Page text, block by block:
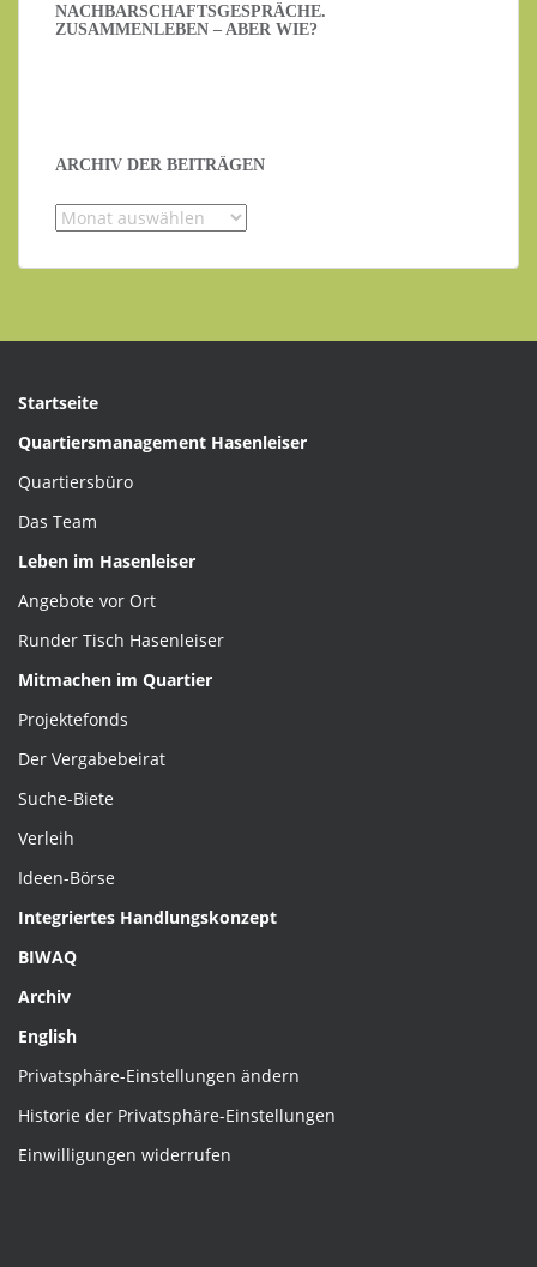
NACHBARSCHAFTSGESPRÄCHE.
ZUSAMMENLEBEN – ABER WIE?
ARCHIV DER BEITRÄGEN
Archiv
Beiträgen
Startseite
Quartiersmanagement Hasenleiser
Quartiersbüro
Das Team
Leben im Hasenleiser
Angebote vor Ort
Runder Tisch Hasenleiser
Mitmachen im Quartier
Projektefonds
Der Vergabebeirat
Suche-Biete
Verleih
Ideen-Börse
Integriertes Handlungskonzept
BIWAQ
Archiv
English
Privatsphäre-Einstellungen ändern
Historie der Privatsphäre-Einstellungen
Einwilligungen widerrufen